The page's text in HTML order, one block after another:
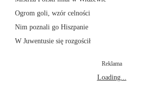
Ogrom goli, wzór celności
Nim poznali go Hiszpanie
W Juwentusie się rozgościł
Reklama
Loading...